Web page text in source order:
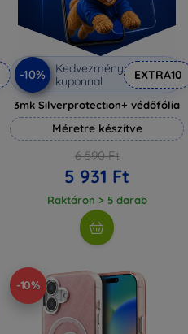
-10%
Kedvezmény
kuponnal
EXTRA10
3mk Silverprotection+ védőfólia
Méretre készítve
6 590 Ft
5 931 Ft
Raktáron > 5 darab
-10%